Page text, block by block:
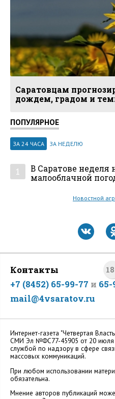
Саратовцам
дождем, градом и
ПОПУЛЯРНОЕ
ЗА 24 ЧАСА ЗА НЕДЕЛЮ
1
В Саратове неделя
малооблачной
Новостной
Контакты
+7 (8452) 65-99-77 и 65-
mail@4vsaratov.ru
Интернет-газета "Четвертая
СМИ Эл №ФС77-45905 от 20 июля
службой по надзору в сфере
массовых коммуникаций.
При любом использовании
обязательна.
Мнение авторов публикаций